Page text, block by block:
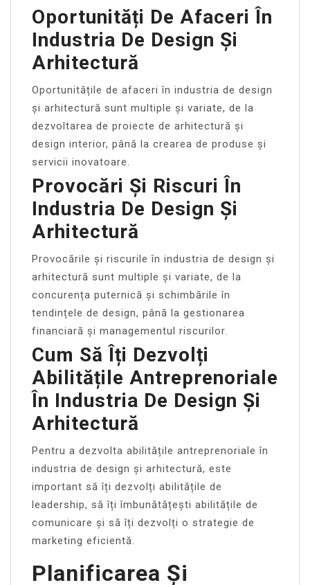
Oportunități De Afaceri În
Industria De Design Și
Arhitectură
Oportunitățile de afaceri în industria de design
și arhitectură sunt multiple și variate, de la
dezvoltarea de proiecte de arhitectură și
design interior, până la crearea de produse și
servicii inovatoare.
Provocări Și Riscuri În
Industria De Design Și
Arhitectură
Provocările și riscurile în industria de design și
arhitectură sunt multiple și variate, de la
concurența puternică și schimbările în
tendințele de design, până la gestionarea
financiară și managementul riscurilor.
Cum Să Îți Dezvolți
Abilitățile Antreprenoriale
În Industria De Design Și
Arhitectură
Pentru a dezvolta abilitățile antreprenoriale în
industria de design și arhitectură, este
important să îți dezvolți abilitățile de
leadership, să îți îmbunătățești abilitățile de
comunicare și să îți dezvolți o strategie de
marketing eficientă.
Planificarea Și